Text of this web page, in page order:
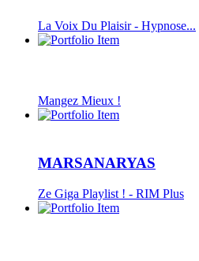
La Voix Du Plaisir - Hypnose...
Mangez Mieux !
MARSANARYAS
Ze Giga Playlist ! - RIM Plus